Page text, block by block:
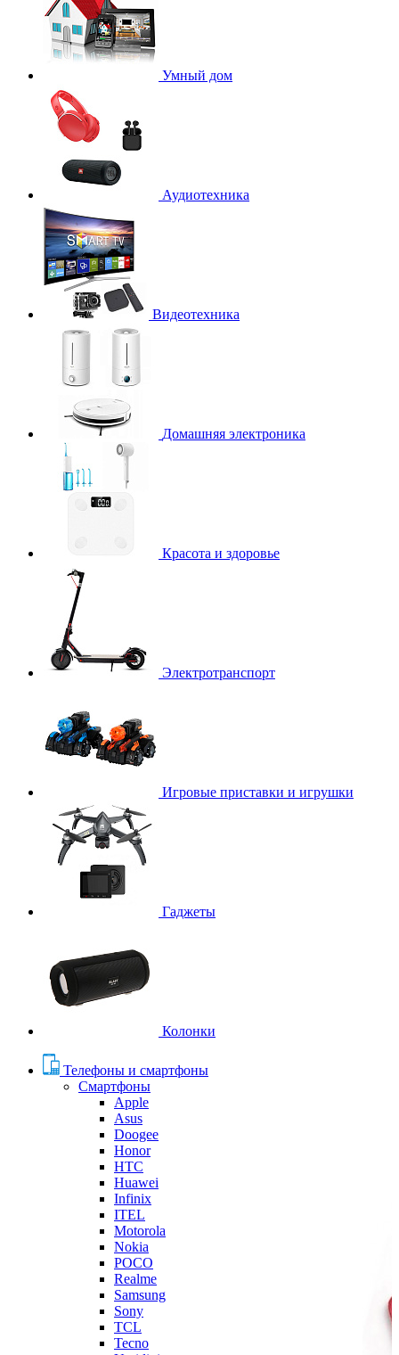
Умный дом
Аудиотехника
Видеотехника
Домашняя электроника
Красота и здоровье
Электротранспорт
Игровые приставки и игрушки
Гаджеты
Колонки
Телефоны и смартфоны
Смартфоны
Apple
Asus
Doogee
Honor
HTC
Huawei
Infinix
ITEL
Motorola
Nokia
POCO
Realme
Samsung
Sony
TCL
Tecno